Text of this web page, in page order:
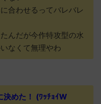
合わせるってバレバレ
んだが今作特攻型の水
なくて無理やわ
決めた！ (ﾜｯﾁｮｲW